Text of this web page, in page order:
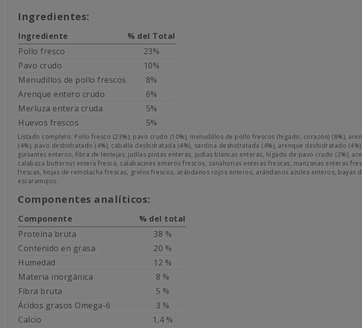
Ingredientes:
Ingrediente
% del Total
Pollo fresco
23%
Pavo crudo
10%
Menudillos de pollo frescos
8%
Arenque entero crudo
6%
Merluza entera cruda
5%
Huevos frescos
5%
Listado completo: Pollo fresco (23%), pavo crudo (10%), menudillos de pollo frescos (hígado, corazón) (8%),
(4%), pavo deshidratado (4%), caballa deshidratada (4%), sardina deshidratada (4%), arenque deshidratado
guisantes enteros, fibra de lentejas, judías pintas enteras, judías blancas enteras, hígado de pavo crudo (2%),
calabaza butternut entera fresca, calabacines enteros frescos, zanahorias enteras frescas, manzanas enteras
frescas, hojas de remolacha frescas, grelos frescos, arándanos rojos enteros, arándanos azules enteros,
escaramujos.
Componentes analíticos:
Componente
% del total
Proteína bruta
38 %
Contenido en grasa
20 %
Humedad
12 %
Materia inorgánica
8 %
Fibra bruta
5 %
Ácidos grasos Omega-6
3 %
Calcio
1,4 %